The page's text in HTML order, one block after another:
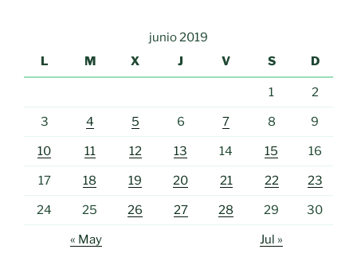
junio 2019
L
M X J V S D
1 2
3 4 5 6 7 8 9
10 11 12 13 14 15 16
17 18 19 20 21 22 23
24 25 26 27 28 29 30
« May Jul »